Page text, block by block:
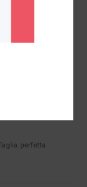
perfetta